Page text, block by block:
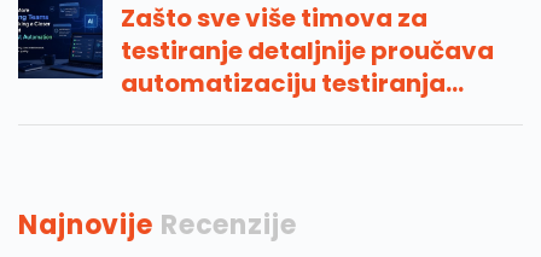
Zašto sve više timova za
testiranje detaljnije proučava
automatizaciju testiranja
umjetne inteligencije
Najnovije Recenzije